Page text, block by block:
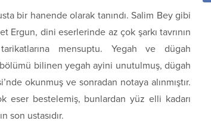
bir hanende olarak tanındı. Salim Bey gibi
dini eserlerinde az çok şarkı tavrının
mensuptu. Yegah ve dügah
bilinen yegah ayini unutulmuş, dügah
okunmuş ve sonradan notaya alınmıştır.
eser bestelemiş, bunlardan yüz elli kadarı
son ustasıdır.